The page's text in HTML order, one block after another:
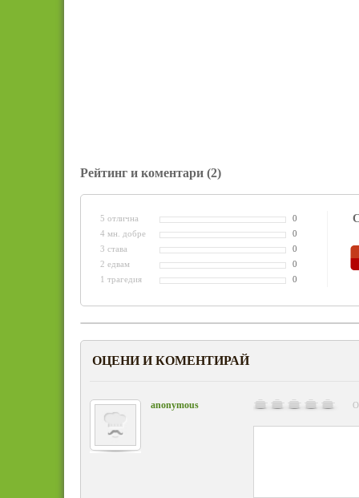
Рейтинг и коментари (2)
5 отлична
0
4 мн. добре
0
3 става
0
2 едвам
0
1 трагедия
0
ОЦЕНИ И КОМЕНТИРАЙ
anonymous